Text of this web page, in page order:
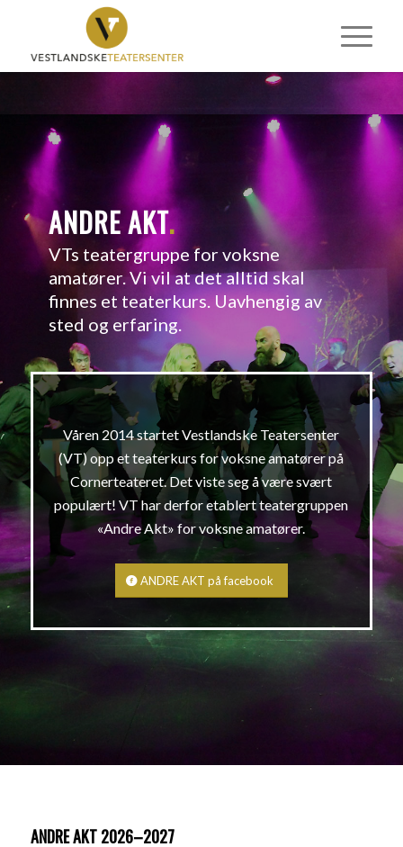
ANDRE AKT.
VTs teatergruppe for voksne
amatører. Vi vil at det alltid skal
finnes et teaterkurs. Uavhengig av
sted og erfaring.
Våren 2014 startet Vestlandske Teatersenter
(VT) opp et teaterkurs for voksne amatører på
Cornerteateret. Det viste seg å være svært
populært! VT har derfor etablert teatergruppen
«Andre Akt» for voksne amatører.
ANDRE AKT på facebook
ANDRE AKT 2026–2027